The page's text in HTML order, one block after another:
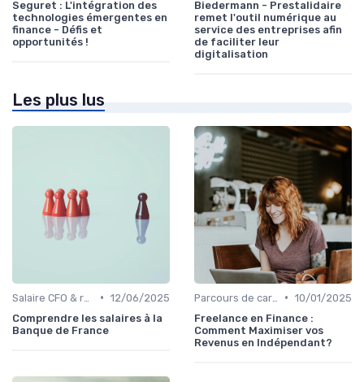
Seguret : L'intégration des
technologies émergentes en
finance - Défis et
opportunités !
Biedermann - Prestalidaire
remet l'outil numérique au
service des entreprises afin
de faciliter leur
digitalisation
Les plus lus
• 12/06/2025
Comprendre les salaires à la
Banque de France
• 10/01/2025
Freelance en Finance :
Comment Maximiser vos
Revenus en Indépendant?